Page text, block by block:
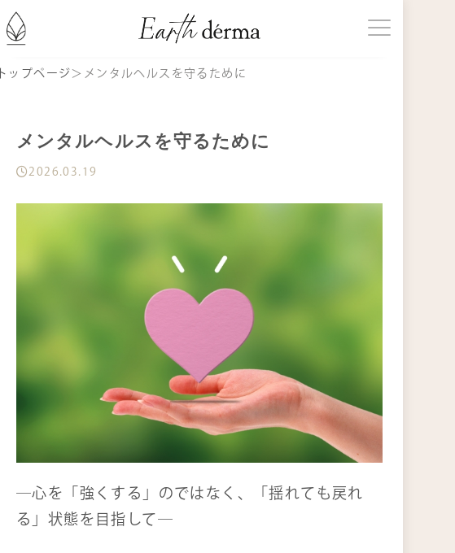
はじめての方へ
ショッピングガイド
よくある質問
トップページ ＞ メンタルヘルスを守るために
メンタルヘルスを守るために
2026.03.19
―心を「強くする」のではなく、「揺れても戻れ
る」状態を目指して―